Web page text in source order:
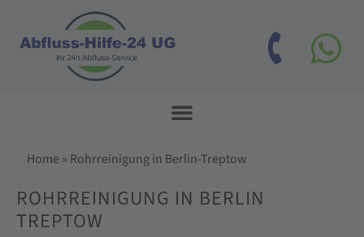
Home » Rohrreinigung in Berlin-Treptow
ROHRREINIGUNG IN BERLIN
TREPTOW